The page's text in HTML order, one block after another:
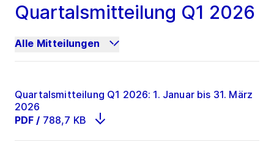
Quartalsmitteilung Q1 2026
Alle Mitteilungen
Quartalsmitteilung Q1 2026: 1. Januar bis 31. März
2026
PDF / 788,7 KB